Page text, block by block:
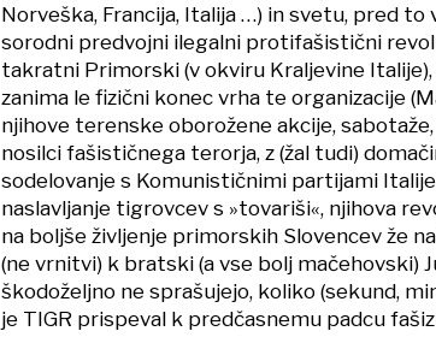
Norveška, Francija, Italija …) in svetu, pred to
sorodni predvojni ilegalni protifašistični
takratni Primorski (v okviru Kraljevine
zanima le fizični konec vrha te organizacije
njihove terenske oborožene akcije,
nosilci fašističnega terorja, z (žal tudi)
sodelovanje s Komunističnimi partijami
naslavljanje tigrovcev s »tovariši«, njihova
na boljše življenje primorskih Slovencev že
(ne vrnitvi) k bratski (a vse bolj mačehovski)
škodoželjno ne sprašujejo, koliko (sekund,
je TIGR prispeval k predčasnemu padcu